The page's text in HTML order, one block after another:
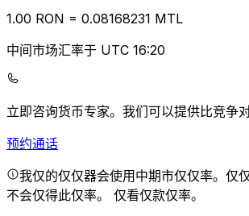
1.00 RON = 0.08168231 MTL
中间市场汇率于 UTC 16:20
立即咨询货币专家。 我们可以提供比竞争
预约通话
我仅的仅仅器会使用中期市仅仅率。仅
不会仅得此仅率。 仅看仅款仅率。